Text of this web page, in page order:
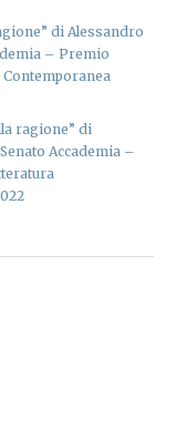
di Alessandro
– Premio
ragione” di
Accademia –